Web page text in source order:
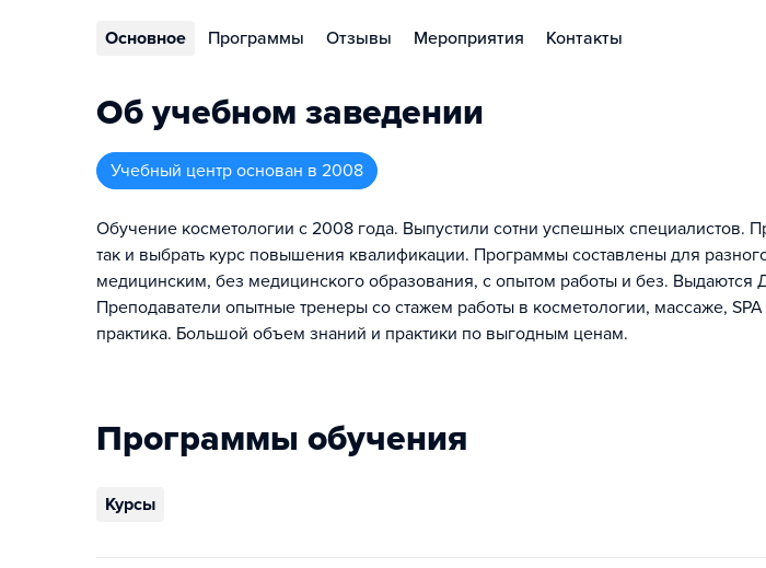
Основное Программы Отзывы Мероприятия Контакты
Об учебном заведении
Учебный центр основан в 2008
Обучение косметологии с 2008 года. Выпустили сотни успешных специалистов.
так и выбрать курс повышения квалификации. Программы составлены для
медицинским, без медицинского образования, с опытом работы и без. Выдаются
Преподаватели опытные тренеры со стажем работы в косметологии, массаже,
практика. Большой объем знаний и практики по выгодным ценам.
Программы обучения
Курсы